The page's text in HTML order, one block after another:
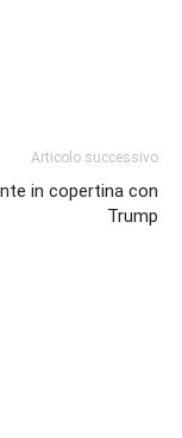
Articolo successivo
in copertina con
Trump